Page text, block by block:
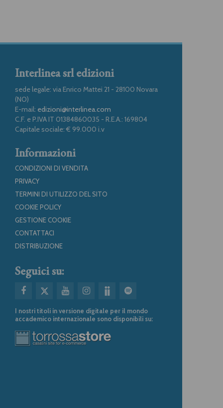
Interlinea srl edizioni
sede legale: via Enrico Mattei 21 - 28100 Novara
(NO)
E-mail: edizioni@interlinea.com
C.F. e P.IVA IT 01384860035 - R.E.A.: 169804
Capitale sociale: € 99.000 i.v
Informazioni
CONDIZIONI DI VENDITA
PRIVACY
TERMINI DI UTILIZZO DEL SITO
COOKIE POLICY
GESTIONE COOKIE
CONTATTACI
DISTRIBUZIONE
Seguici su:
I nostri titoli in versione digitale per il mondo
accademico internazionale sono disponibili su: